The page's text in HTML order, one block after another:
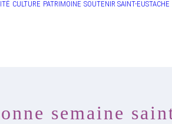
CULTURE PATRIMOINE SOUTENIR SAINT-EUSTACHE
semaine